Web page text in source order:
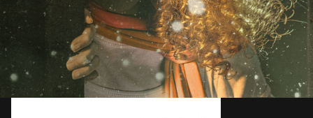
LOGO-DEJONGEHONDEN